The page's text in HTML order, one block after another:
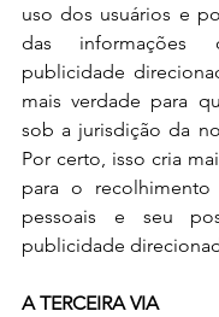
uso dos usuários e
das informações
publicidade
mais verdade para
sob a jurisdição da
Por certo, isso cria
para o recolhimento
pessoais e seu
publicidade
A TERCEIRA VIA